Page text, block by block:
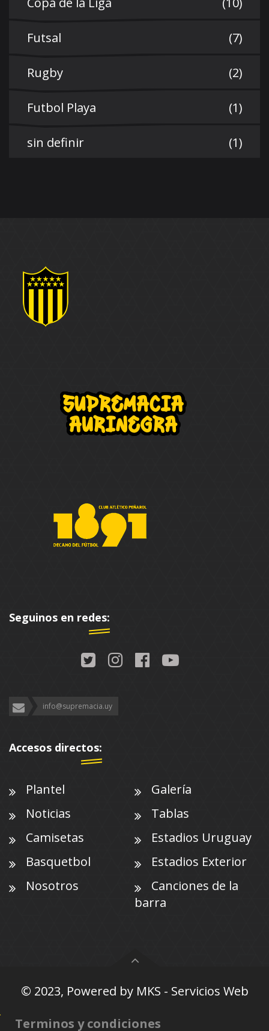
Futsal (7)
Rugby (2)
Futbol Playa (1)
sin definir (1)
Seguinos en redes:
info@supremacia.uy
Accesos directos:
Plantel
Galería
Noticias
Tablas
Camisetas
Estadios Uruguay
Basquetbol
Estadios Exterior
Nosotros
Canciones de la
barra
© 2023, Powered by MKS - Servicios Web
Terminos y condiciones